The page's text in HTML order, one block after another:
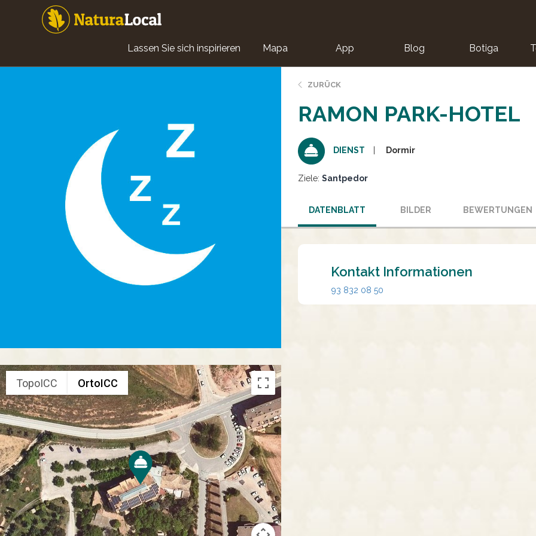
Main
navigation
Lassen Sie sich inspirieren Mapa App Blog Botiga
TopoICC OrtoICC
ZURÜCK
RAMON PARK-HOTEL
DIENST Dormir
Ziele: Santpedor
DATENBLATT BILDER BEWERTUNGEN
Kontakt Informationen
93 832 08 50